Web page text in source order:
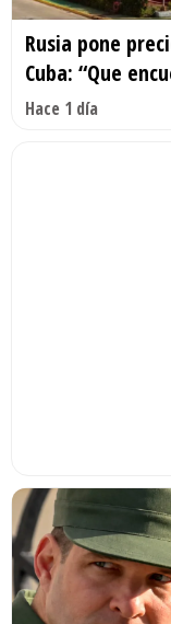
Rusia pone
Cuba: “Que
Hace 1 día